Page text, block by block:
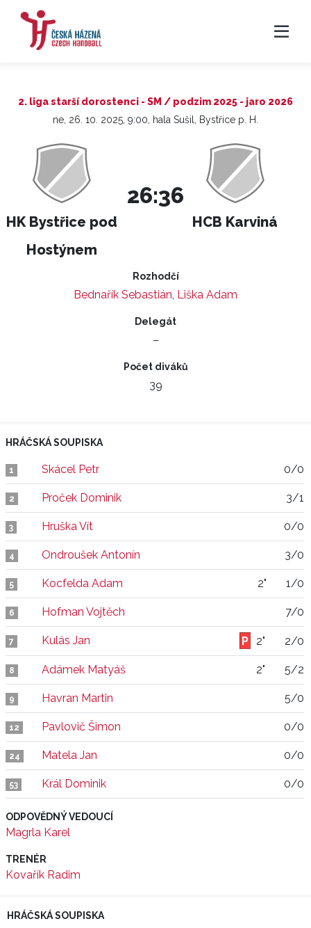
2. liga starší dorostenci - SM / podzim 2025 - jaro 2026
ne, 26. 10. 2025, 9:00, hala Sušil, Bystřice p. H.
HK Bystřice pod
Hostýnem
26:36
HCB Karviná
Rozhodčí
Bednařík Sebastián, Liška Adam
Delegát
–
Počet diváků
39
HRÁČSKÁ SOUPISKA
1 Skácel Petr 0/0
2 Proček Dominik 3/1
3 Hruška Vít 0/0
4 Ondroušek Antonín 3/0
5 Kocfelda Adam 2" 1/0
6 Hofman Vojtěch 7/0
7 Kulás Jan 2" 2/0
8 Adámek Matyáš 2" 5/2
9 Havran Martin 5/0
12 Pavlovič Šimon 0/0
24 Matela Jan 0/0
53 Král Dominik 0/0
ODPOVĚDNÝ VEDOUCÍ
Magrla Karel
TRENÉR
Kovařík Radim
HRÁČSKÁ SOUPISKA